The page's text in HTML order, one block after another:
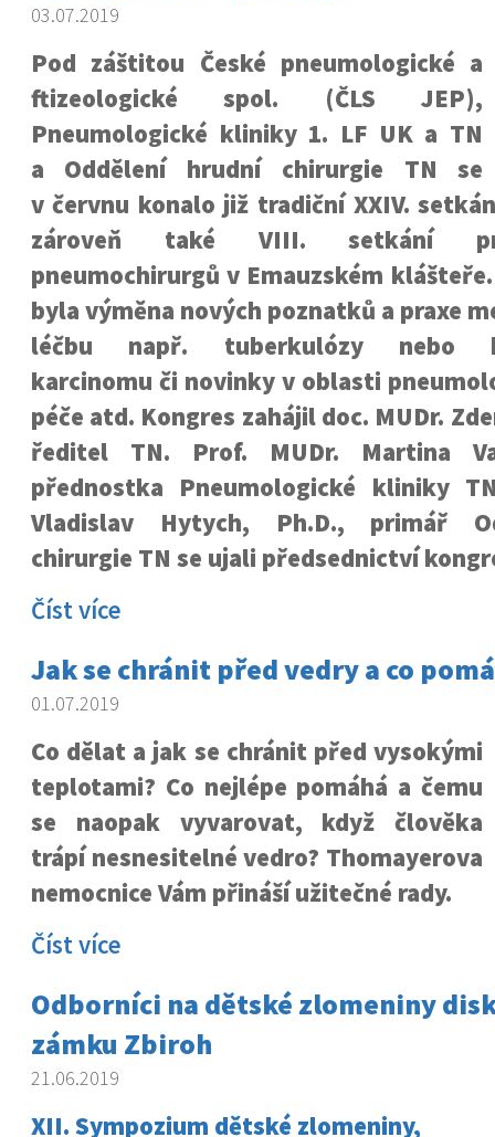
03.07.2019
Pod záštitou České pneumologické a
ftizeologické spol. (ČLS JEP),
Pneumologické kliniky 1. LF UK a TN
a Oddělení hrudní chirurgie TN se
v červnu konalo již tradiční XXIV.
zároveň také VIII. setkání
pneumochirurgů v Emauzském
byla výměna nových poznatků a praxe
léčbu např. tuberkulózy nebo
karcinomu či novinky v oblasti
péče atd. Kongres zahájil doc. MUDr.
ředitel TN. Prof. MUDr. Martina
přednostka Pneumologické kliniky
Vladislav Hytych, Ph.D., primář
chirurgie TN se ujali předsednictví
Číst více
Jak se chránit před vedry a co
01.07.2019
Co dělat a jak se chránit před vysokými
teplotami? Co nejlépe pomáhá a čemu
se naopak vyvarovat, když člověka
trápí nesnesitelné vedro? Thomayerova
nemocnice Vám přináší užitečné rady.
Číst více
Odborníci na dětské zlomeniny
zámku Zbiroh
21.06.2019
XII. Sympozium dětské zlomeniny,